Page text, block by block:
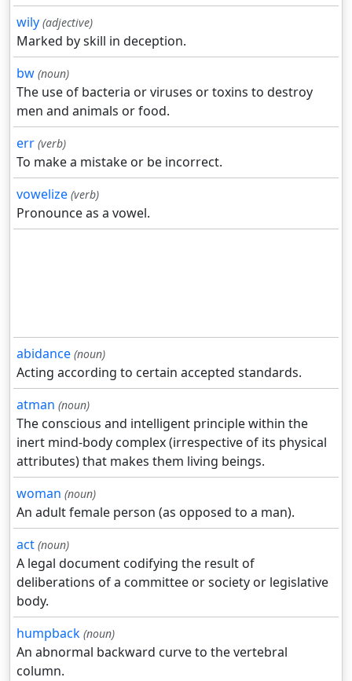
wily (adjective)
Marked by skill in deception.
bw (noun)
The use of bacteria or viruses or toxins to destroy
men and animals or food.
err (verb)
To make a mistake or be incorrect.
vowelize (verb)
Pronounce as a vowel.
abidance (noun)
Acting according to certain accepted standards.
atman (noun)
The conscious and intelligent principle within the
inert mind-body complex (irrespective of its physical
attributes) that makes them living beings.
woman (noun)
An adult female person (as opposed to a man).
act (noun)
A legal document codifying the result of
deliberations of a committee or society or legislative
body.
humpback (noun)
An abnormal backward curve to the vertebral
column.